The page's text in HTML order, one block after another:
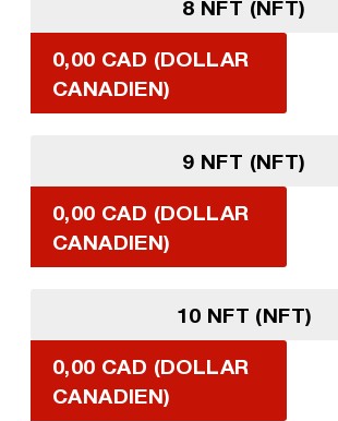
8 NFT (NFT)
0,00 CAD (DOLLAR
CANADIEN)
9 NFT (NFT)
0,00 CAD (DOLLAR
CANADIEN)
10 NFT (NFT)
0,00 CAD (DOLLAR
CANADIEN)